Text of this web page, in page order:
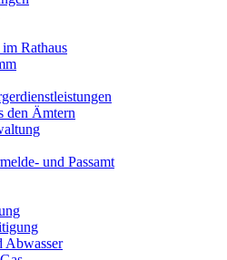
Rathaus
den Ämtern
und Passamt
Abwasser